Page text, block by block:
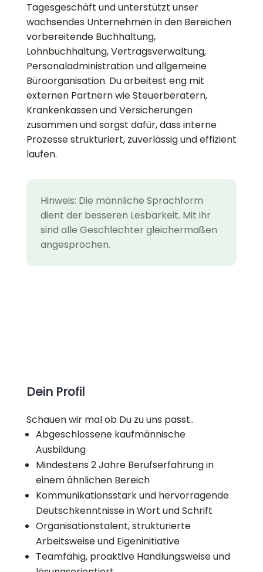
Tagesgeschäft und unterstützt unser
wachsendes Unternehmen in den Bereichen
vorbereitende Buchhaltung,
Lohnbuchhaltung, Vertragsverwaltung,
Personaladministration und allgemeine
Büroorganisation. Du arbeitest eng mit
externen Partnern wie Steuerberatern,
Krankenkassen und Versicherungen
zusammen und sorgst dafür, dass interne
Prozesse strukturiert, zuverlässig und effizient
laufen.
Hinweis: Die männliche Sprachform
dient der besseren Lesbarkeit. Mit ihr
sind alle Geschlechter gleichermaßen
angesprochen.
Dein Profil
Schauen wir mal ob Du zu uns passt..
Abgeschlossene kaufmännische
Ausbildung
Mindestens 2 Jahre Berufserfahrung in
einem ähnlichen Bereich
Kommunikationsstark und hervorragende
Deutschkenntnisse in Wort und Schrift
Organisationstalent, strukturierte
Arbeitsweise und Eigeninitiative
Teamfähig, proaktive Handlungsweise und